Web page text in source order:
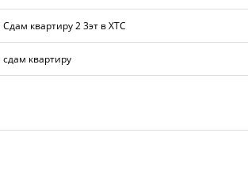
Сдам квартиру 2 3эт в ХТС
сдам квартиру